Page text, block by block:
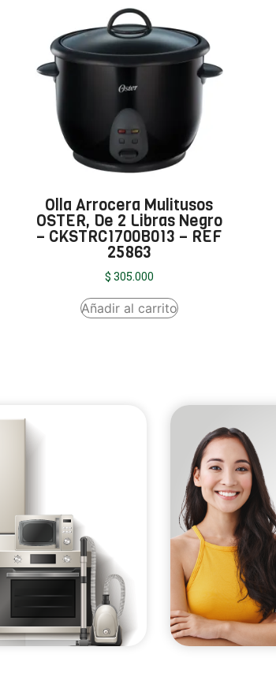
Olla Arrocera Mulitusos
OSTER, De 2 Libras Negro
– CKSTRC1700B013 – REF
25863
$ 305.000
Añadir al carrito